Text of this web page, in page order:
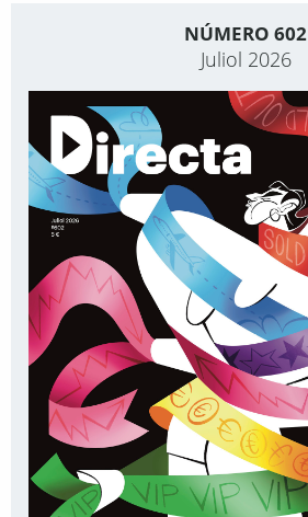
NÚMERO 602
Juliol 2026